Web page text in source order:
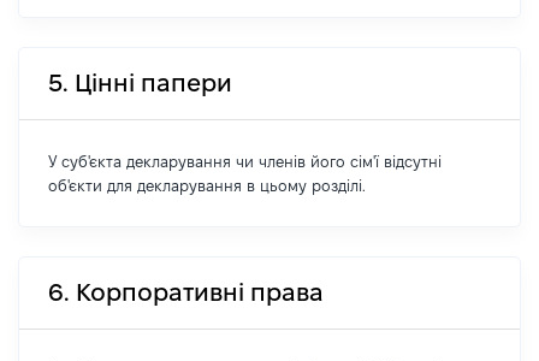
5. Цінні папери
У суб'єкта декларування чи членів його сім'ї відсутні
об'єкти для декларування в цьому розділі.
6. Корпоративні права